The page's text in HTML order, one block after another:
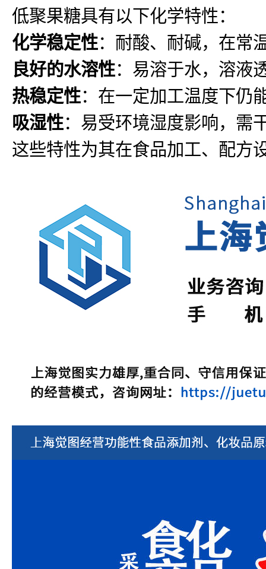
低聚果糖具有以下化学特性：
化学稳定性：耐酸、耐碱，在常
良好的水溶性：易溶于水，溶液
热稳定性：在一定加工温度下仍
吸湿性：易受环境湿度影响，需
这些特性为其在食品加工、配方